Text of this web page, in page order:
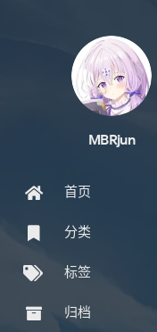
MBRjun
首页
分类
标签
归档